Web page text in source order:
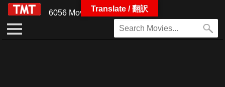
6056 MoviesTranslate / 翻訳